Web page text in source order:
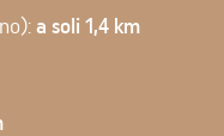
a soli 1,4 km